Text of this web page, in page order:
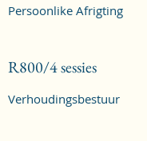
Persoonlike Afrigting
R800/4 sessies
Verhoudingsbestuur